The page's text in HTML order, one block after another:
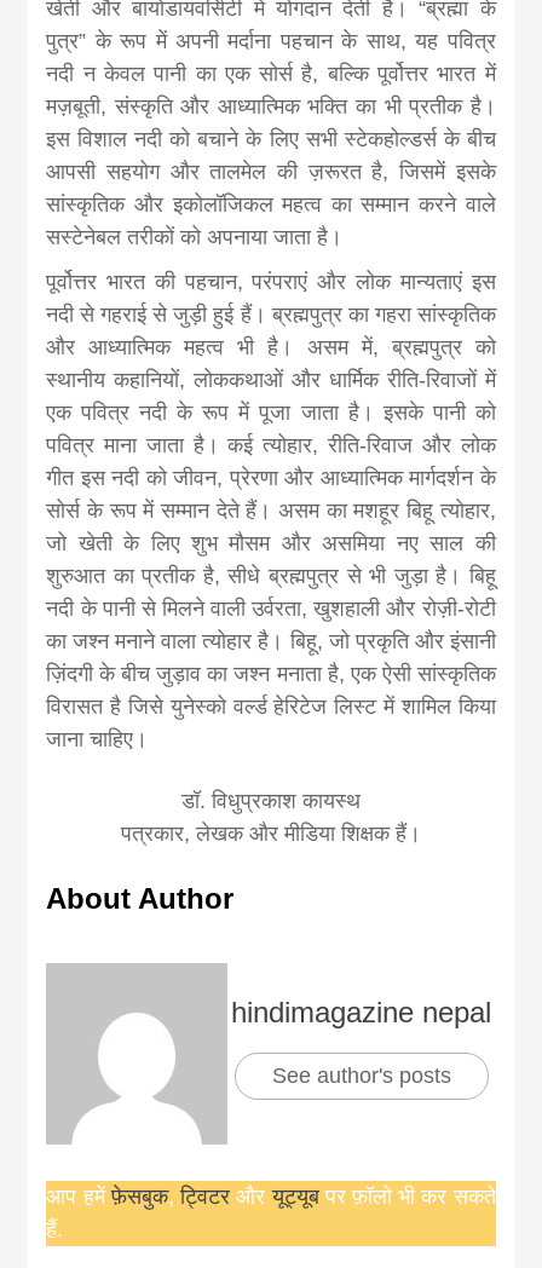
खेती और बायोडायवर्सिटी में योगदान देती है। “ब्रह्मा के
पुत्र” के रूप में अपनी मर्दाना पहचान के साथ, यह पवित्र
नदी न केवल पानी का एक सोर्स है, बल्कि पूर्वोत्तर भारत में
मज़बूती, संस्कृति और आध्यात्मिक भक्ति का भी प्रतीक है।
इस विशाल नदी को बचाने के लिए सभी स्टेकहोल्डर्स के बीच
आपसी सहयोग और तालमेल की ज़रूरत है, जिसमें इसके
सांस्कृतिक और इकोलॉजिकल महत्व का सम्मान करने वाले
सस्टेनेबल तरीकों को अपनाया जाता है।
पूर्वोत्तर भारत की पहचान, परंपराएं और लोक मान्यताएं इस
नदी से गहराई से जुड़ी हुई हैं। ब्रह्मपुत्र का गहरा सांस्कृतिक
और आध्यात्मिक महत्व भी है। असम में, ब्रह्मपुत्र को
स्थानीय कहानियों, लोककथाओं और धार्मिक रीति-रिवाजों में
एक पवित्र नदी के रूप में पूजा जाता है। इसके पानी को
पवित्र माना जाता है। कई त्योहार, रीति-रिवाज और लोक
गीत इस नदी को जीवन, प्रेरणा और आध्यात्मिक मार्गदर्शन के
सोर्स के रूप में सम्मान देते हैं। असम का मशहूर बिहू त्योहार,
जो खेती के लिए शुभ मौसम और असमिया नए साल की
शुरुआत का प्रतीक है, सीधे ब्रह्मपुत्र से भी जुड़ा है। बिहू
नदी के पानी से मिलने वाली उर्वरता, खुशहाली और रोज़ी-रोटी
का जश्न मनाने वाला त्योहार है। बिहू, जो प्रकृति और इंसानी
ज़िंदगी के बीच जुड़ाव का जश्न मनाता है, एक ऐसी सांस्कृतिक
विरासत है जिसे युनेस्को वर्ल्ड हेरिटेज लिस्ट में शामिल किया
जाना चाहिए।
डॉ. विधुप्रकाश कायस्थ
पत्रकार, लेखक और मीडिया शिक्षक हैं।
About Author
hindimagazine nepal
See author's posts
आप हमेंफ़ेसबुक,ट्विटरऔरयूट्यूबपर फ़ॉलो भी कर सकते
हैं.